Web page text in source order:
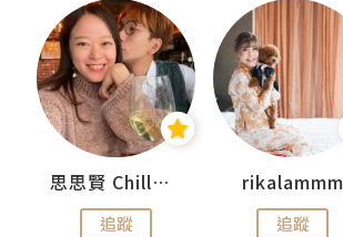
思思賢 ChillMyBabe
追蹤
rikalammm
追蹤